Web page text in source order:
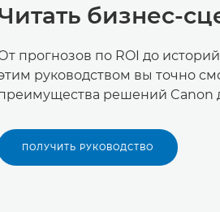
бизнес-
прогнозов по ROI до
руководством вы точно
решений Canon
ПОЛУЧИТЬ РУКОВОДСТВО